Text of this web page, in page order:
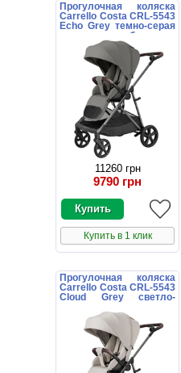
Прогулочная коляска
Carrello Costa CRL-5543
Echo Grey темно-серая
с поворотным блоком
11260 грн
9790 грн
Купить в 1 клик
Прогулочная коляска
Carrello Costa CRL-5543
Cloud Grey светло-
блоком